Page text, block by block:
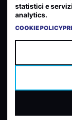
CLASSIFICA
Classifica per
TERMINI E
COOKIES
statistici e
analytics.
COOKIE POLICY